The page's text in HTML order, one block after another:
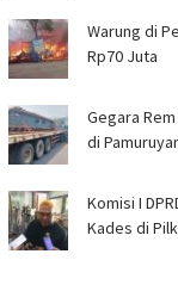
Warung di
Rp70 Juta
Gegara
di
Komisi I
Kades di